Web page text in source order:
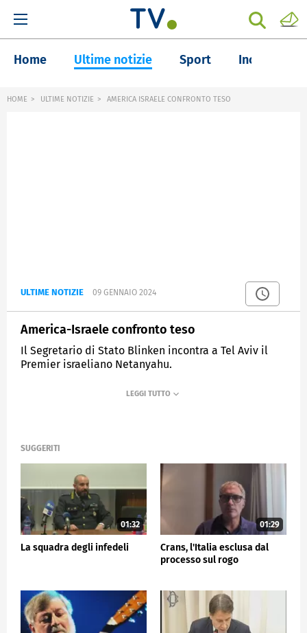
Home Ultime notizie Sport Inchieste
HOME ULTIME NOTIZIE AMERICA ISRAELE CONFRONTO TESO
ULTIME NOTIZIE 09 GENNAIO 2024
America-Israele confronto teso
Il Segretario di Stato Blinken incontra a Tel Aviv il
Premier israeliano Netanyahu.
SUGGERITI
01:32
La squadra degli infedeli
01:29
Crans, l'Italia esclusa dal
processo sul rogo